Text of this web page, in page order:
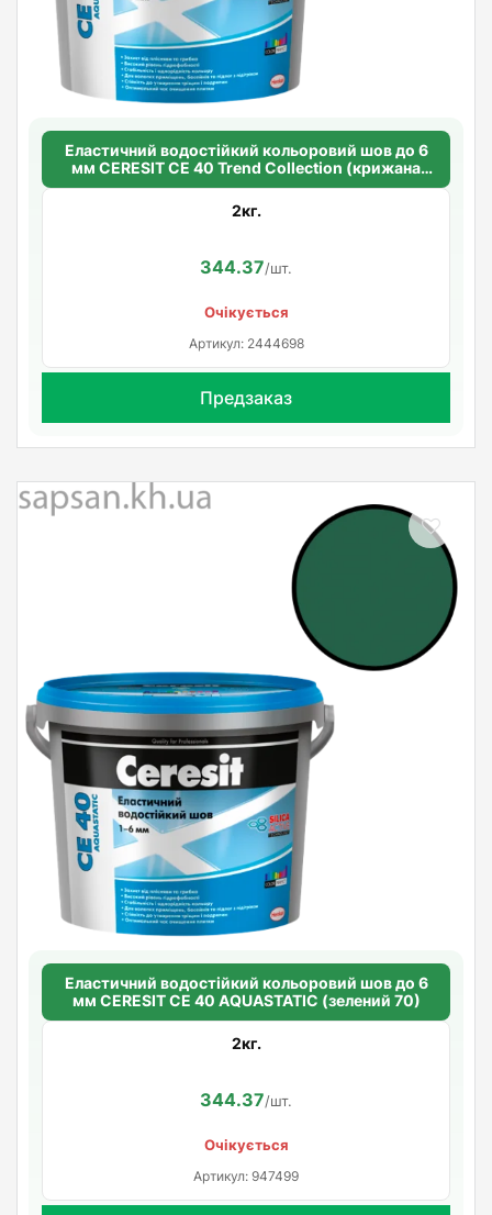
Еластичний водостійкий кольоровий шов до 6
мм CERESIT CE 40 Trend Collection (крижана
глазур 191)
2кг.
344.37/шт.
Очікується
Артикул: 2444698
Предзаказ
Еластичний водостійкий кольоровий шов до 6
мм CERESIT CE 40 AQUASTATIC (зелений 70)
2кг.
344.37/шт.
Очікується
Артикул: 947499